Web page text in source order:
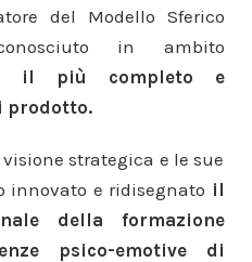
del Modello Sferico
in ambito
il più completo e
prodotto.
strategica e le sue
innovato e ridisegnato il
della formazione
psico-emotive di